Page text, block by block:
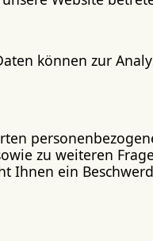
können zur
zu weiteren
Ihnen ein